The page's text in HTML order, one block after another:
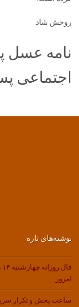
روحش شاد
نامه عسل
اجتماعی
نوشته‌های تازه
امروز
ساعت پخش و تکرار